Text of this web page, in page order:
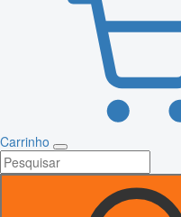
Carrinho